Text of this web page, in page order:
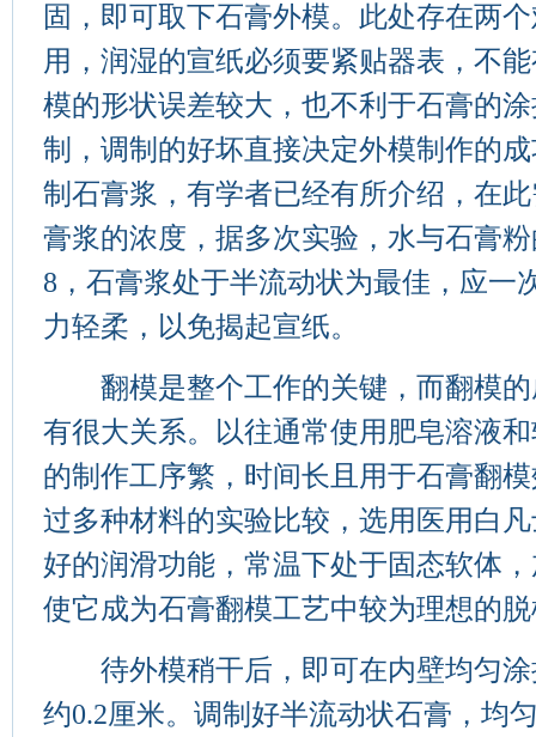
固，即可取下石膏外模。此处存在两
用，润湿的宣纸必须要紧贴器表，不
模的形状误差较大，也不利于石膏的
制，调制的好坏直接决定外模制作的
制石膏浆，有学者已经有所介绍，在
膏浆的浓度，据多次实验，水与石膏
8，石膏浆处于半流动状为最佳，应一
力轻柔，以免揭起宣纸。
翻模是整个工作的关键，而翻模的
有很大关系。以往通常使用肥皂溶液
的制作工序繁，时间长且用于石膏翻
过多种材料的实验比较，选用医用白
好的润滑功能，常温下处于固态软体
使它成为石膏翻模工艺中较为理想的
待外模稍干后，即可在内壁均匀涂
约0.2厘米。调制好半流动状石膏，均